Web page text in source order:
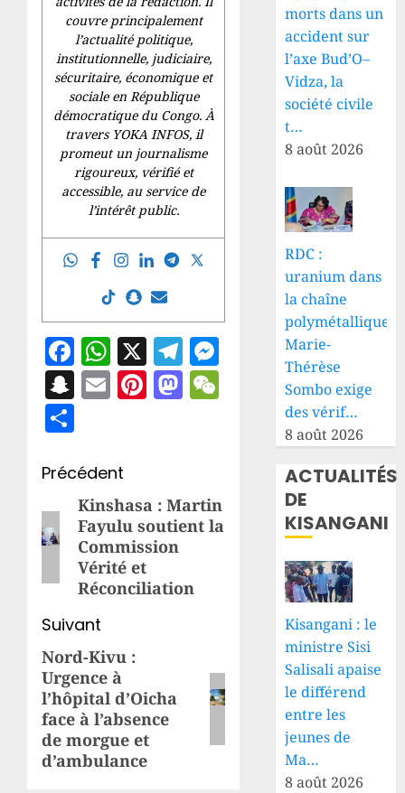
couvre principalement
l’actualité politique,
institutionnelle, judiciaire,
sécuritaire, économique et
sociale en République
démocratique du Congo. À
travers YOKA INFOS, il
promeut un journalisme
rigoureux, vérifié et
accessible, au service de
l’intérêt public.
Facebook
WhatsApp
X Telegram
Messenger
Snapchat
EmailPinterest
Mastodon
WeChat
Navigation
d’article
Précédent
Article
précédent:
Kinshasa : Martin
Fayulu soutient la
Commission
Vérité et
Réconciliation
Suivant
Article
suivant:
Nord-Kivu :
Urgence à
l’hôpital d’Oicha
face à l’absence
de morgue et
d’ambulance
morts dans un
accident sur
l’axe Bud’O–
Vidza, la
société civile
t…
8 août 2026
RDC :
uranium dans
la chaîne
polymétallique,
Marie-
Thérèse
Sombo exige
des vérif…
8 août 2026
ACTUALITÉS
DE
KISANGANI
Kisangani : le
ministre Sisi
Salisali apaise
le différend
entre les
jeunes de
Ma…
8 août 2026